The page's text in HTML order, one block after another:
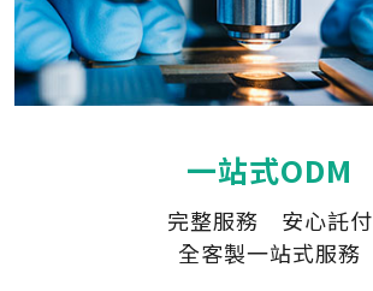
一站式ODM
完整服務 安心託付
全客製一站式服務